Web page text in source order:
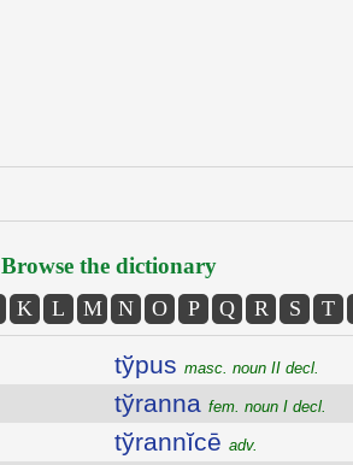
Browse the dictionary
K L M N O P Q R S T
tўpus masc. noun II decl.
tўranna fem. noun I decl.
tўrannĭcē adv.